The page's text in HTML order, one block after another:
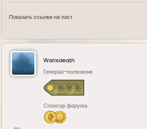
Показать ссылки на пост
Warisdeath
Генерал-полковник
Спонсор форума